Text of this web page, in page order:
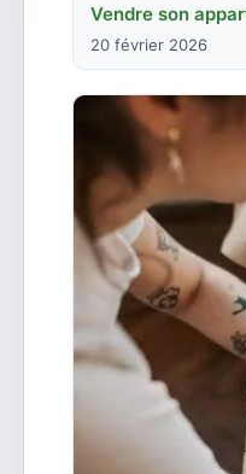
Vendre son
20 février 2026